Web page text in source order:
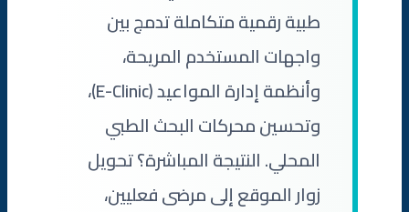
طبية رقمية متكاملة تدمج بين
واجهات المستخدم المريحة،
وأنظمة إدارة المواعيد (E-Clinic)،
وتحسين محركات البحث الطبي
المحلي. النتيجة المباشرة؟ تحويل
زوار الموقع إلى مرضى فعليين،